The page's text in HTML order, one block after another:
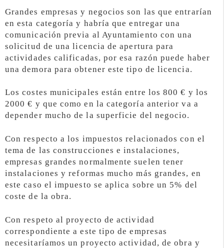
Grandes empresas y negocios son las que entrarían
en esta categoría y habría que entregar una
comunicación previa al Ayuntamiento con una
solicitud de una licencia de apertura para
actividades calificadas, por esa razón puede haber
una demora para obtener este tipo de licencia.
Los costes municipales están entre los 800 € y los
2000 € y que como en la categoría anterior va a
depender mucho de la superficie del negocio.
Con respecto a los impuestos relacionados con el
tema de las construcciones e instalaciones,
empresas grandes normalmente suelen tener
instalaciones y reformas mucho más grandes, en
este caso el impuesto se aplica sobre un 5% del
coste de la obra.
Con respeto al proyecto de actividad
correspondiente a este tipo de empresas
necesitaríamos un proyecto actividad, de obra y